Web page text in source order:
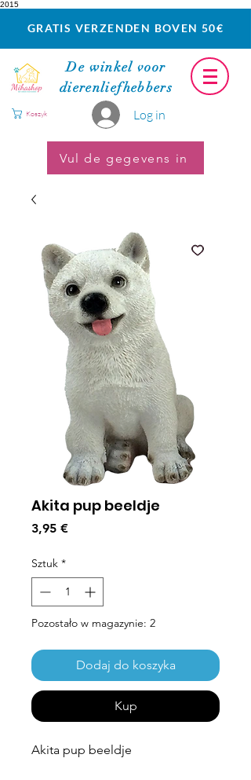
2015
GRATIS VERZENDEN BOVEN 50€
De winkel voor
dierenliefhebbers
Log in
Koszyk
Vul de gegevens in
Akita pup beeldje
3,95 €Cena
Sztuk *
Pozostało w magazynie: 2
Dodaj do koszyka
Kup
Akita pup beeldje